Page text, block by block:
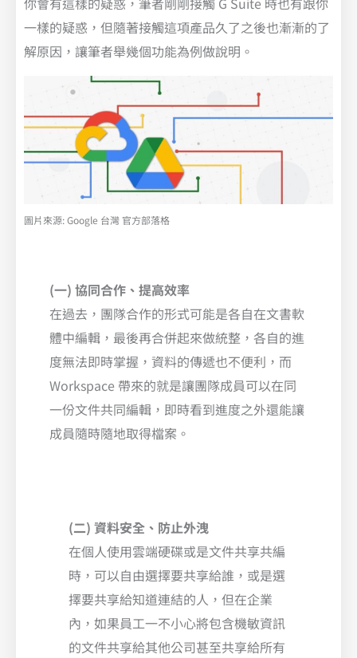
一樣的疑惑，但隨著接觸這項產品久了之後也漸漸的了
解原因，讓筆者舉幾個功能為例做說明。
圖片來源: Google 台灣 官方部落格
(一) 協同合作、提高效率
在過去，團隊合作的形式可能是各自在文書軟
體中編輯，最後再合併起來做統整，各自的進
度無法即時掌握，資料的傳遞也不便利，而
Workspace 帶來的就是讓團隊成員可以在同
一份文件共同編輯，即時看到進度之外還能讓
成員隨時隨地取得檔案。
(二) 資料安全、防止外洩
在個人使用雲端硬碟或是文件共享共編
時，可以自由選擇要共享給誰，或是選
擇要共享給知道連結的人，但在企業
內，如果員工一不小心將包含機敏資訊
的文件共享給其他公司甚至共享給所有